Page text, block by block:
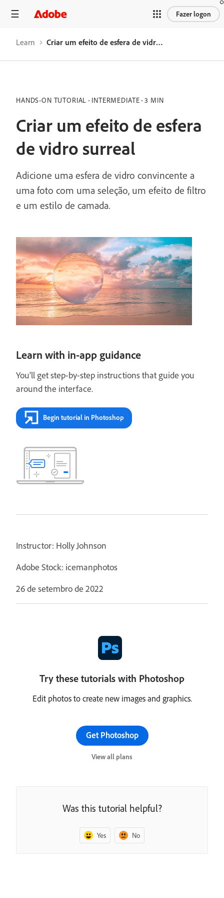
Fazer logon
Learn Criar um efeito de esfera de vidro surreal
HANDS-ON TUTORIAL INTERMEDIATE 3 MIN
Criar um efeito de esfera
de vidro surreal
Adicione uma esfera de vidro convincente a
uma foto com uma seleção, um efeito de filtro
e um estilo de camada.
Learn with in-app guidance
You'll get step-by-step instructions that guide you
around the interface.
Begin tutorial in Photoshop
Instructor: Holly Johnson
Adobe Stock: icemanphotos
26 de setembro de 2022
Try these tutorials with Photoshop
Edit photos to create new images and graphics.
Get Photoshop
View all plans
Was this tutorial helpful?
Yes No